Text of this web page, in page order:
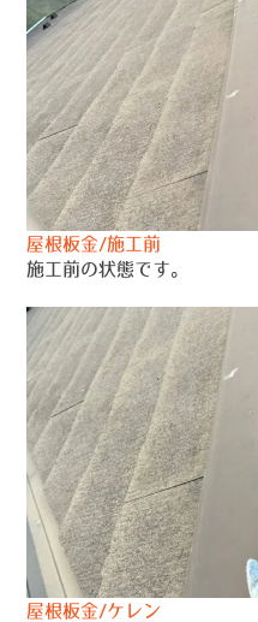
屋根板金/施工前
施工前の状態です。
屋根板金/ケレン